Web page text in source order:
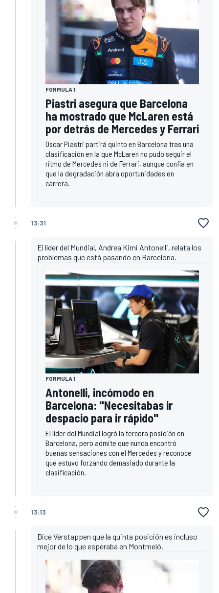
FORMULA 1
Piastri asegura que Barcelona
ha mostrado que McLaren está
por detrás de Mercedes y Ferrari
Oscar Piastri partirá quinto en Barcelona tras una
clasificación en la que McLaren no pudo seguir el
ritmo de Mercedes ni de Ferrari, aunque confía en
que la degradación abra oportunidades en
carrera.
13:31
El líder del Mundial, Andrea Kimi Antonelli, relata los
problemas que está pasando en Barcelona.
FORMULA 1
Antonelli, incómodo en
Barcelona: "Necesitabas ir
despacio para ir rápido"
El líder del Mundial logró la tercera posición en
Barcelona, pero admite que nunca encontró
buenas sensaciones con el Mercedes y reconoce
que estuvo forzando demasiado durante la
clasificación.
13:13
Dice Verstappen que la quinta posición es incluso
mejor de lo que esperaba en Montmeló.